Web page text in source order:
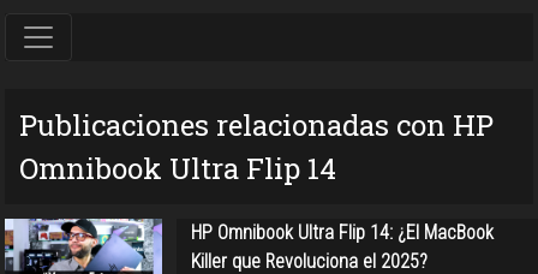
Publicaciones relacionadas con HP
Omnibook Ultra Flip 14
HP Omnibook Ultra Flip 14: ¿El MacBook
Killer que Revoluciona el 2025?